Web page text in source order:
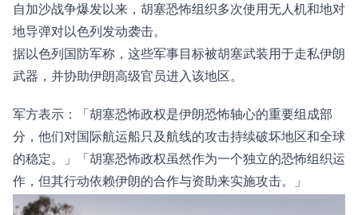
自加沙战争爆发以来，胡塞恐怖组织多次使用无人机和地对
地导弹对以色列发动袭击。
据以色列国防军称，这些军事目标被胡塞武装用于走私伊朗
武器，并协助伊朗高级官员进入该地区。
军方表示：「胡塞恐怖政权是伊朗恐怖轴心的重要组成部
分，他们对国际航运船只及航线的攻击持续破坏地区和全球
的稳定。」「胡塞恐怖政权虽然作为一个独立的恐怖组织运
作，但其行动依赖伊朗的合作与资助来实施攻击。」